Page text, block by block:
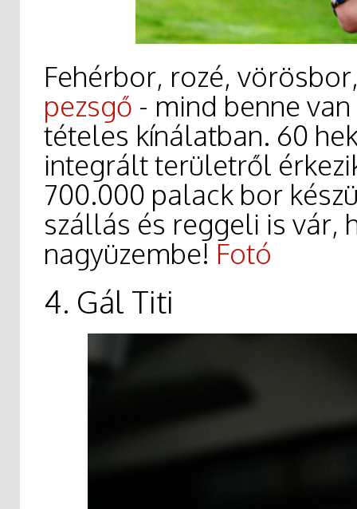
Fehérbor, rozé,
pezsgő - mind benne
tételes kínálatban. 60
integrált területről
700.000 palack bor
szállás és reggeli is vár,
nagyüzembe! Fotó
4. Gál Titi